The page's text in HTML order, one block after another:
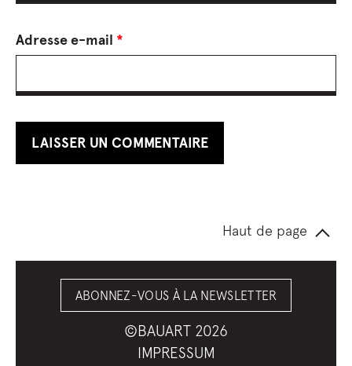
Adresse e-mail *
Haut de page
ABONNEZ-VOUS À LA NEWSLETTER
©BAUART 2026
IMPRESSUM